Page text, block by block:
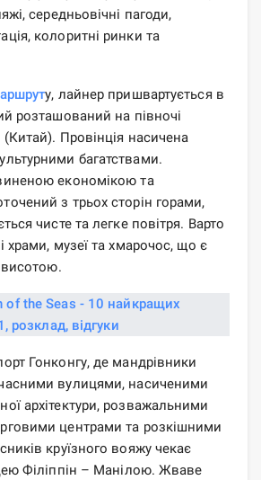
середньовічні пагоди,
колоритні ринки та
у, лайнер пришвартується в
розташований на півночі
Провінція насичена
багатствами.
економікою та
з трьох сторін горами,
чисте та легке повітря. Варто
храми, музеї та хмарочос, що є
Гонконгу, де мандрівники
вулицями, насиченими
архітектури, розважальними
центрами та розкішними
круїзного вояжу чекає
Філіппін – Манілою. Жваве